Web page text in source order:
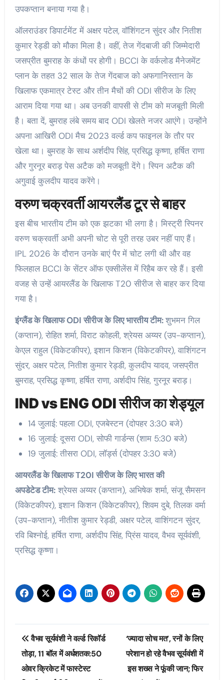
उपकप्तान बनाया गया है।
ऑलराउंडर डिपार्टमेंट में अक्षर पटेल, वॉशिंगटन सुंदर और नितीश
कुमार रेड्डी को मौका मिला है। वहीं, तेज गेंदबाजी की जिम्मेदारी
जसप्रीत बुमराह के कंधों पर होगी। BCCI के वर्कलोड मैनेजमेंट
प्लान के तहत 32 साल के तेज गेंदबाज को अफगानिस्तान के
खिलाफ एकमात्र टेस्ट और तीन मैचों की ODI सीरीज के लिए
आराम दिया गया था। अब उनकी वापसी से टीम को मजबूती मिली
है। बता दें, बुमराह लंबे समय बाद ODI खेलते नजर आएंगे। उन्होंने
अपना आखिरी ODI मैच 2023 वर्ल्ड कप फाइनल के तौर पर
खेला था। बुमराह के साथ अर्शदीप सिंह, प्रसिद्ध कृष्णा, हर्षित राणा
और गुरनूर बराड़ पेस अटैक को मजबूती देंगे। स्पिन अटैक की
अगुवाई कुलदीप यादव करेंगे।
वरुण चक्रवर्ती आयरलैंड टूर से बाहर
इस बीच भारतीय टीम को एक झटका भी लगा है। मिस्ट्री स्पिनर
वरुण चक्रवर्ती अभी अपनी चोट से पूरी तरह उबर नहीं पाए हैं।
IPL 2026 के दौरान उनके बाएं पैर में चोट लगी थी और वह
फिलहाल BCCI के सेंटर ऑफ एक्सीलेंस में रिहैब कर रहे हैं। इसी
वजह से उन्हें आयरलैंड के खिलाफ T20 सीरीज से बाहर कर दिया
गया है।
इंग्लैंड के खिलाफ ODI सीरीज के लिए भारतीय टीम:शुभमन गिल
(कप्तान), रोहित शर्मा, विराट कोहली, श्रेयस अय्यर (उप-कप्तान),
केएल राहुल (विकेटकीपर), इशान किशन (विकेटकीपर), वाशिंगटन
सुंदर, अक्षर पटेल, नितीश कुमार रेड्डी, कुलदीप यादव, जसप्रीत
बुमराह, प्रसिद्ध कृष्णा, हर्षित राणा, अर्शदीप सिंह, गुरनूर बराड़।
IND vs ENG ODI सीरीज का शेड्यूल
14 जुलाई: पहला ODI, एजबेस्टन (दोपहर 3:30 बजे)
16 जुलाई: दूसरा ODI, सोफी गार्डन्स (शाम 5:30 बजे)
19 जुलाई: तीसरा ODI, लॉर्ड्स (दोपहर 3:30 बजे)
आयरलैंड के खिलाफ T20I सीरीज के लिए भारत की
अपडेटेड टीम:श्रेयस अय्यर (कप्तान), अभिषेक शर्मा, संजू सैमसन
(विकेटकीपर), इशान किशन (विकेटकीपर), शिवम दुबे, तिलक वर्मा
(उप-कप्तान), नीतीश कुमार रेड्डी, अक्षर पटेल, वाशिंगटन सुंदर,
रवि बिश्नोई, हर्षित राणा, अर्शदीप सिंह, प्रिंस यादव, वैभव सूर्यवंशी,
प्रसिद्ध कृष्णा।
Post
navigation
वैभव सूर्यवंशी ने वर्ल्ड रिकॉर्ड
तोड़ा, 11 बॉल में अर्धशतक:50
ओवर क्रिकेट में फास्टेस्ट
‘ज्यादा सोच मत’, रनों के लिए
परेशान हो रहे वैभव सूर्यवंशी में
इस शख्स ने फूंकी जान; फिर